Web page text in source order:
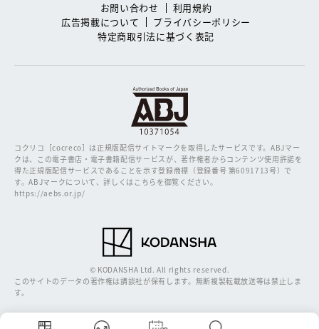
お問い合わせ
利用規約
広告掲載について
プライバシーポリシー
特定商取引法に基づく表記
コクリコ［cocreco］は正規版配信サイトマークを取得したサービスです。ABJマー
クは、この電子書店・電子書籍配信サービスが、著作権者からコンテンツ使用許諾を
得た正規版配信サービスであることを示す登録商標（登録番号 第6091713号）で
す。ABJマークについて、詳しくはこちらを御覧ください。
https://aebs.or.jp/
© KODANSHA Ltd. All rights reserved.
このサイトのデータの著作権は講談社が保有します。無断複製転載放送等は禁止しま
す。